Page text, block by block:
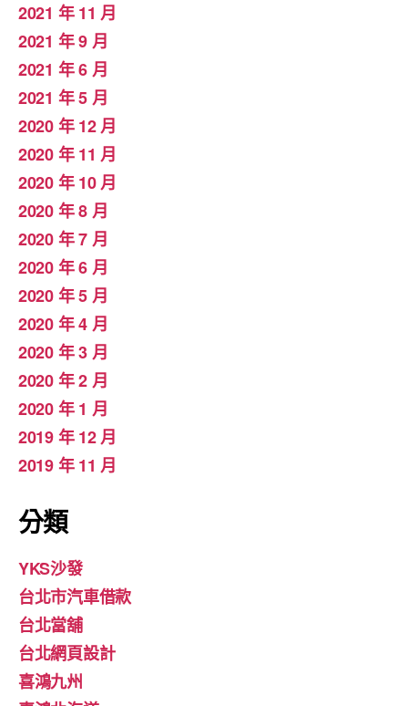
2021 年 11 月
2021 年 9 月
2021 年 6 月
2021 年 5 月
2020 年 12 月
2020 年 11 月
2020 年 10 月
2020 年 8 月
2020 年 7 月
2020 年 6 月
2020 年 5 月
2020 年 4 月
2020 年 3 月
2020 年 2 月
2020 年 1 月
2019 年 12 月
2019 年 11 月
分類
YKS沙發
台北市汽車借款
台北當舖
台北網頁設計
喜鴻九州